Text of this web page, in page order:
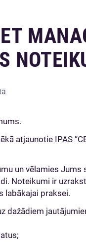
atjaunotie IPAS
un vēlamies Jums
Noteikumi ir
labākajai praksei.
dažādiem